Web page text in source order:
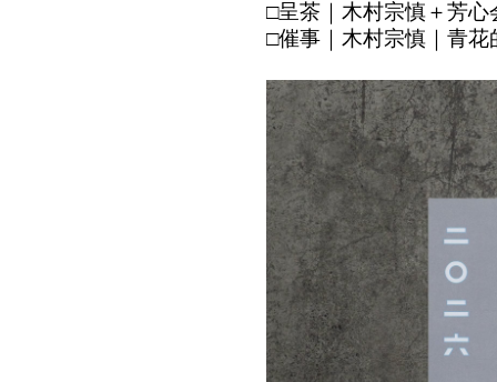
□呈茶｜木村宗慎＋芳心
□催事｜木村宗慎｜青花